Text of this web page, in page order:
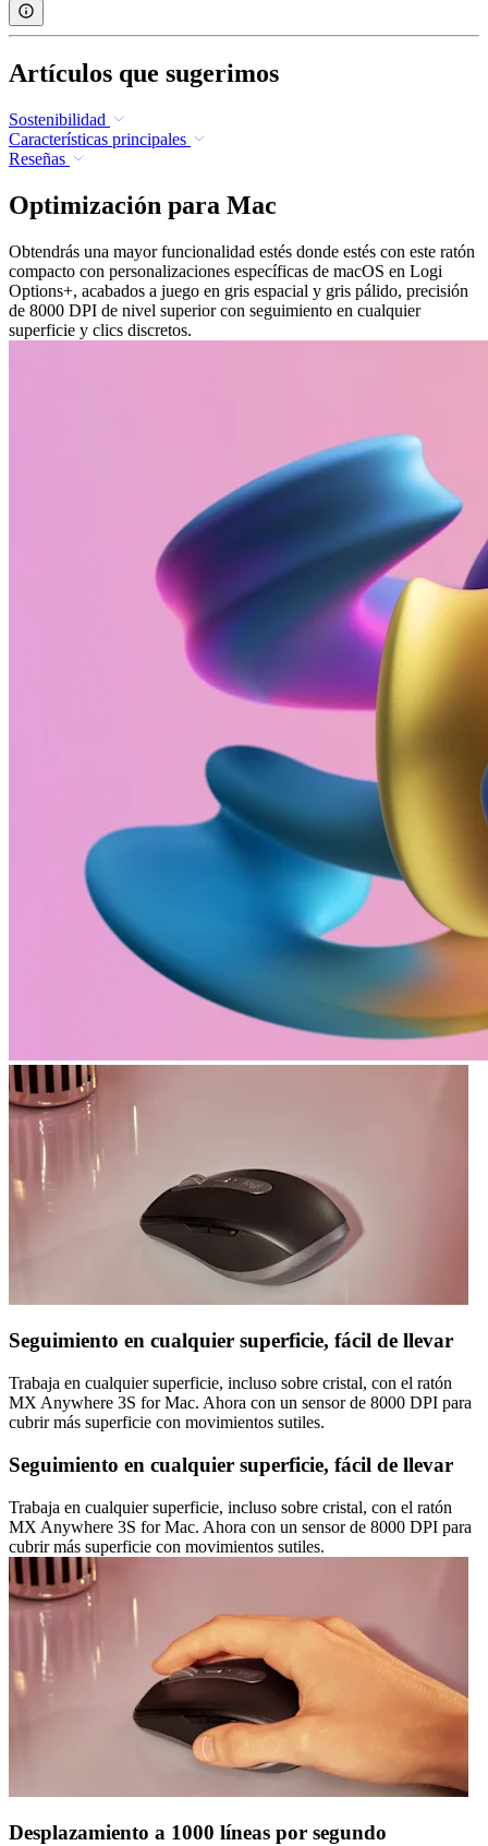
Artículos que sugerimos
Sostenibilidad
Características principales
Reseñas
Optimización para Mac
Obtendrás una mayor funcionalidad estés donde estés con este ratón
compacto con personalizaciones específicas de macOS en Logi
Options+, acabados a juego en gris espacial y gris pálido, precisión
de 8000 DPI de nivel superior con seguimiento en cualquier
superficie y clics discretos.
Seguimiento en cualquier superficie, fácil de llevar
Trabaja en cualquier superficie, incluso sobre cristal, con el ratón
MX Anywhere 3S for Mac. Ahora con un sensor de 8000 DPI para
cubrir más superficie con movimientos sutiles.
Seguimiento en cualquier superficie, fácil de llevar
Trabaja en cualquier superficie, incluso sobre cristal, con el ratón
MX Anywhere 3S for Mac. Ahora con un sensor de 8000 DPI para
cubrir más superficie con movimientos sutiles.
Desplazamiento a 1000 líneas por segundo